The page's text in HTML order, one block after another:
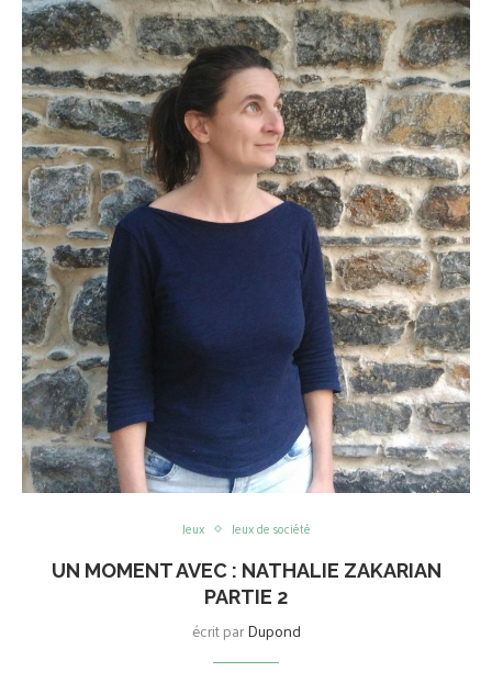
Jeux Jeux de société
UN MOMENT AVEC : NATHALIE ZAKARIAN
PARTIE 2
écrit parDupond